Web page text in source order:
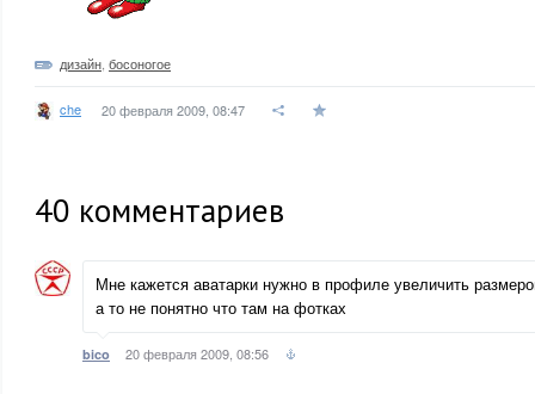
дизайн босоногое
che 20 февраля 2009, 08:47
40 комментариев
Мне кажется аватарки нужно в профиле увеличить
а то не понятно что там на фотках
bico 20 февраля 2009, 08:56